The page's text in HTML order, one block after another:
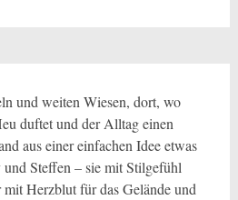
und weiten Wiesen, dort, wo
duftet und der Alltag einen
aus einer einfachen Idee etwas
und Steffen – sie mit Stilgefühl
Herzblut für das Gelände und